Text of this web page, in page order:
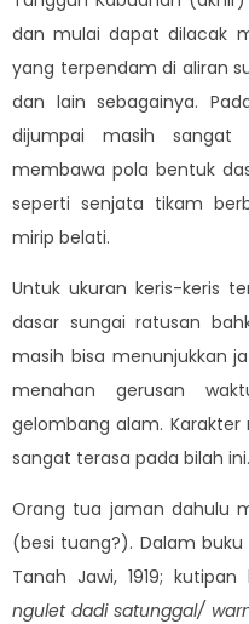
dan mulai dapat dilacak
yang terpendam di aliran
dan lain sebagainya.
dijumpai masih sangat
membawa pola bentuk
seperti senjata tikam
mirip belati.
Untuk ukuran keris-keris
dasar sungai ratusan
masih bisa menunjukkan
menahan gerusan
gelombang alam. Karakter
sangat terasa pada bilah ini.
Orang tua jaman dahulu
(besi tuang?). Dalam buku
Tanah Jawi, 1919;
ngulet dadi satunggal/